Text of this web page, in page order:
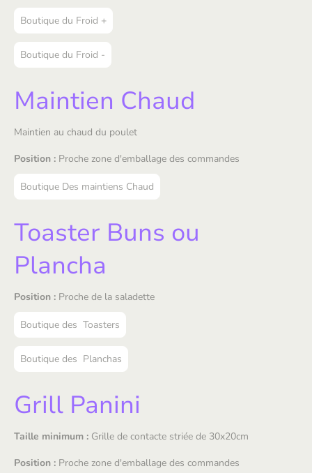
Boutique du Froid +
Boutique du Froid -
Maintien Chaud
Maintien au chaud du poulet
Position : Proche zone d'emballage des commandes
Boutique Des maintiens Chaud
Toaster Buns ou
Plancha
Position : Proche de la saladette
Boutique des Toasters
Boutique des Planchas
Grill Panini
Taille minimum : Grille de contacte striée de 30x20cm
Position : Proche zone d'emballage des commandes